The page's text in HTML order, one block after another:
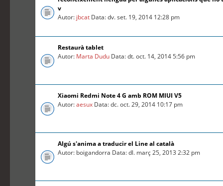
v
Autor: jbcat Data: dv. set. 19, 2014 12:28 pm
Restaurà tablet
Autor: Marta Dudu Data: dt. oct. 14, 2014 5:56 pm
Xiaomi Redmi Note 4 G amb ROM MIUI V5
Autor:aesux Data: dc. oct. 29, 2014 10:17 pm
Algú s'anima a traducir el Line al català
Autor: boigandorra Data: dl. març 25, 2013 2:32 pm